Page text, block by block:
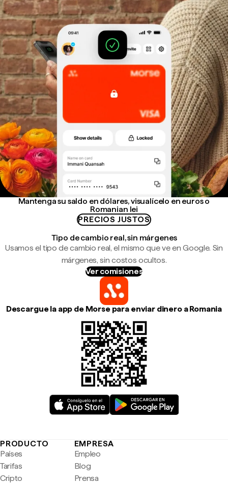
Mantenga su saldo en dólares, visualícelo en euros o
Romanian lei
PRECIOS JUSTOS
Tipo de cambio real, sin márgenes
Usamos el tipo de cambio real, el mismo que ve en Google. Sin
márgenes, sin costos ocultos.
Ver comisiones
Descargue la app de Morse para enviar dinero a Romania
PRODUCTO
Países
Tarifas
Cripto
EMPRESA
Empleo
Blog
Prensa